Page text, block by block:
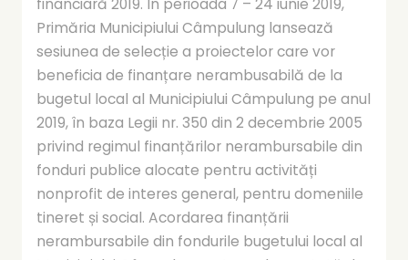
financiară 2019. În perioada 7 – 24 iunie 2019,
Primăria Municipiului Câmpulung lansează
sesiunea de selecție a proiectelor care vor
beneficia de finanțare nerambusabilă de la
bugetul local al Municipiului Câmpulung pe anul
2019, în baza Legii nr. 350 din 2 decembrie 2005
privind regimul finanțărilor nerambursabile din
fonduri publice alocate pentru activități
nonprofit de interes general, pentru domeniile
tineret și social. Acordarea finanțării
nerambursabile din fondurile bugetului local al